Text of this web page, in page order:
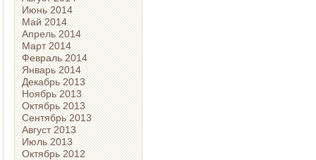
Июнь 2014
Май 2014
Апрель 2014
Март 2014
Февраль 2014
Январь 2014
Декабрь 2013
Ноябрь 2013
Октябрь 2013
Сентябрь 2013
Август 2013
Июль 2013
Октябрь 2012